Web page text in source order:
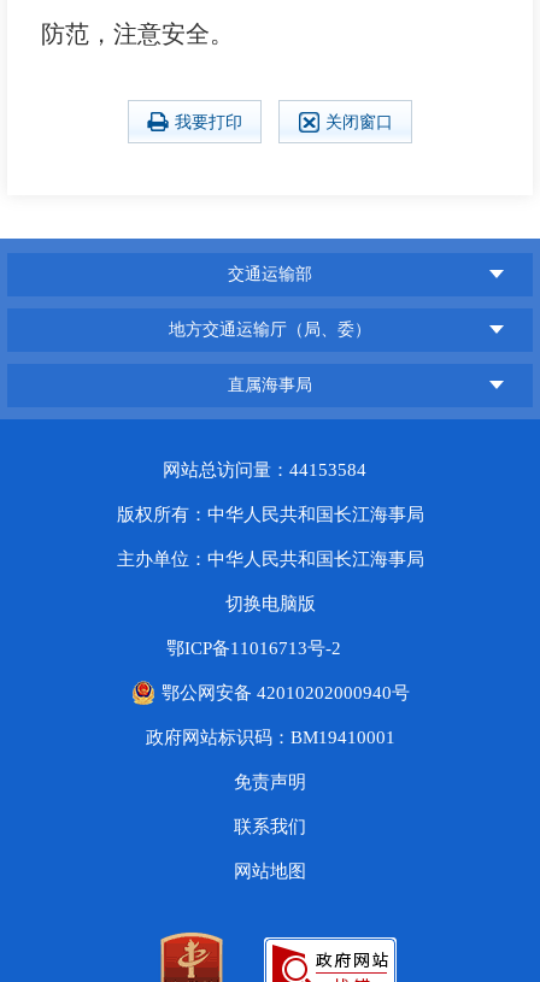
防范，注意安全。
我要打印 关闭窗口
交通运输部
地方交通运输厅（局、委）
直属海事局
网站总访问量：44153584
版权所有：中华人民共和国长江海事局
主办单位：中华人民共和国长江海事局
切换电脑版
鄂ICP备11016713号-2
鄂公网安备 42010202000940号
政府网站标识码：BM19410001
免责声明
联系我们
网站地图